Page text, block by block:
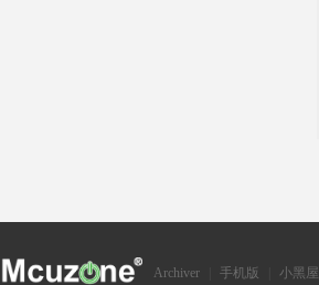
Archiver 手机版 小黑屋